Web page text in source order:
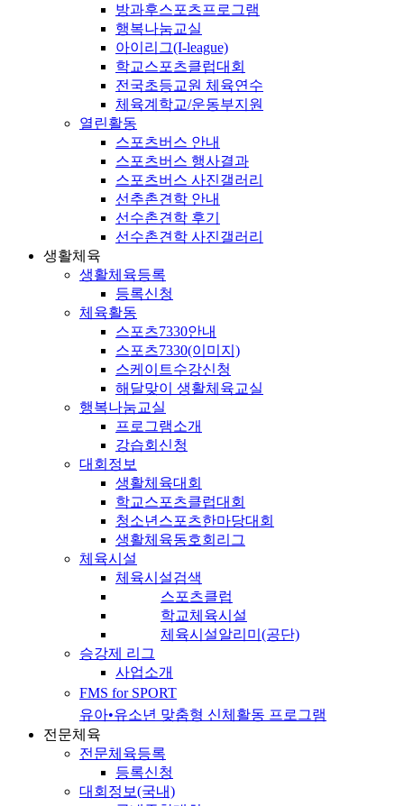
방과후스포츠프로그램
행복나눔교실
아이리그(I-league)
학교스포츠클럽대회
전국초등교원 체육연수
체육계학교/운동부지원
열린활동
스포츠버스 안내
스포츠버스 행사결과
스포츠버스 사진갤러리
선추촌견학 안내
선수촌견학 후기
선수촌견학 사진갤러리
생활체육
생활체육등록
등록신청
체육활동
스포츠7330안내
스포츠7330(이미지)
스케이트수강신청
해달맞이 생활체육교실
행복나눔교실
프로그램소개
강습회신청
대회정보
생활체육대회
학교스포츠클럽대회
청소년스포츠한마당대회
생활체육동호회리그
체육시설
체육시설검색
스포츠클럽
학교체육시설
체육시설알리미(공단)
승강제 리그
사업소개
FMS for SPORT
유아•유소년 맞춤형 신체활동 프로그램
전문체육
전문체육등록
등록신청
대회정보(국내)